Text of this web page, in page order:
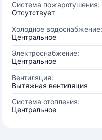
Система пожаротушения:
Отсутствует
Холодное водоснабжение:
Центральное
Электроснабжение:
Центральное
Вентиляция:
Вытяжная вентиляция
Система отопления:
Центральное